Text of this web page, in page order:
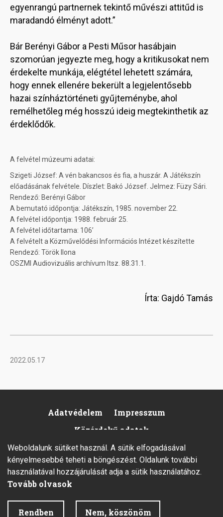
egyenrangú partnernek tekintő művészi attitűd is
maradandó élményt adott.”
Bár Berényi Gábor a Pesti Műsor hasábjain
szomorúan jegyezte meg, hogy a kritikusokat nem
érdekelte munkája, elégtétel lehetett számára,
hogy ennek ellenére bekerült a legjelentősebb
hazai színháztörténeti gyűjteménybe, ahol
remélhetőleg még hosszú ideig megtekinthetik az
érdeklődők.
A felvétel múzeumi adatai:
Szigeti József: A vén bakancsos és fia, a huszár. A Játékszín
előadásának felvétele. Díszlet: Bakó József. Jelmez: Füzy Sári.
Rendező: Berényi Gábor
A bemutató időpontja: Játékszín, 1985. november 22.
A felvétel időpontja: 1988. február 25.
A felvétel időtartama: 106’
A felvételt a Közművelődési Információs Intézet készítette
Rendező: Török Ilona
OSZMI Audiovizuális archívum ltsz. 88.31.1.
Írta: Gajdó Tamás
2022.05.17
Footer
Adatvédelem
Impresszum
Közérdekű adatok
Weboldalunk sütiket használ. A sütik elfogadásával
kényelmesebbé teheti a böngészést. Oldalunk további
használatával hozzájárulását adja a sütik használatához.
Tovább olvasok
Rendben Nem, köszönöm